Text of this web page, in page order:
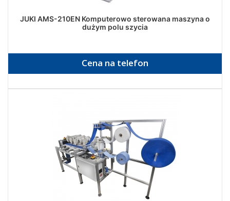
JUKI AMS-210EN Komputerowo sterowana maszyna o
dużym polu szycia
Cena na telefon